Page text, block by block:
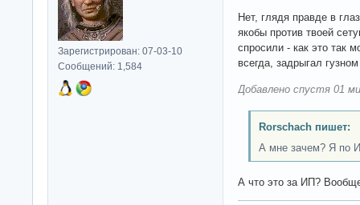
Зарегистрирован: 07-03-10
Сообщений: 1,584
Нет, глядя правде в
якобы против твоей
спросили - как это так
всегда, задрыгал
Добавлено спустя 01
Rorschach пишет:
А мне зачем? Я по
А что это за ИП?